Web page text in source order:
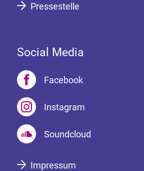
Pressestelle
Social Media
Facebook
Instagram
Soundcloud
Impressum